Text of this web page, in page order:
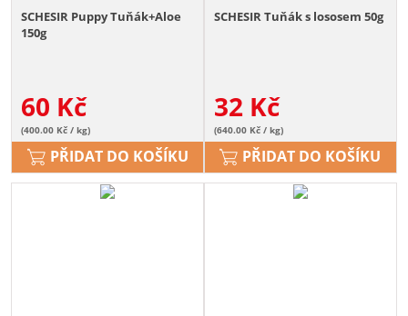
SCHESIR Puppy Tuňák+Aloe
150g
60 Kč
(400.00 Kč / kg)
PŘIDAT DO KOŠÍKU
SCHESIR Tuňák s lososem 50g
32 Kč
(640.00 Kč / kg)
PŘIDAT DO KOŠÍKU